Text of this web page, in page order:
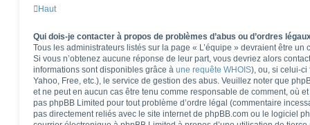
Haut
Qui dois-je contacter à propos de problèmes d’abus ou d’ordres
Tous les administrateurs listés sur la page « L’équipe » devraient être
Si vous n’obtenez aucune réponse de leur part, vous devriez alors
informations sont disponibles grâce à une requête WHOIS), ou, si celui-ci
Yahoo, Free, etc.), le service de gestion des abus. Veuillez noter que
et ne peut en aucun cas être tenu comme responsable de comment, où
pas phpBB Limited pour tout problème d’ordre légal (commentaire
pas directement reliés avec le site internet de phpBB.com ou le logiciel